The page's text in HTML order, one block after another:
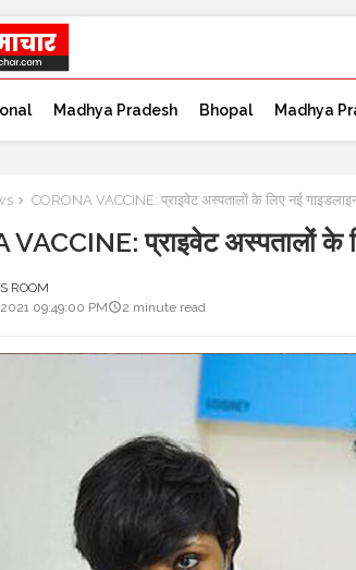
Madhya Pradesh Bhopal Madhya
CORONA VACCINE: प्राइवेट अस्पतालों के लिए नई
VACCINE: प्राइवेट अस्पतालों के
ROOM
09:49:00 PM
2 minute read